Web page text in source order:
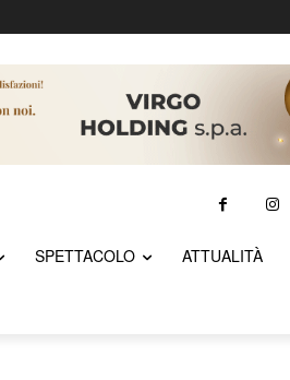
SPETTACOLO ATTUALITÀ